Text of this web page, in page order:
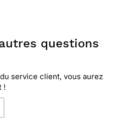
questions
service client, vous aurez
!